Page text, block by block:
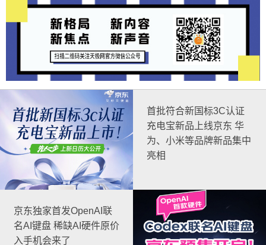
首批符合新国标3C认证
充电宝新品上线京东 华
为、小米等品牌新品集中
亮相
京东独家首发OpenAI联
名AI键盘 稀缺AI硬件原价
入手机会来了